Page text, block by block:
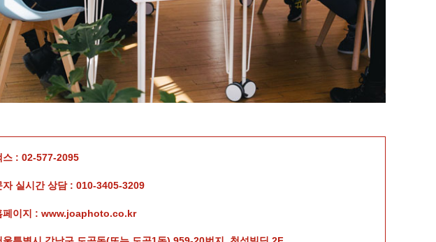
스 : 02-577-2095
자 실시간 상담 : 010-3405-3209
페이지 : www.joaphoto.co.kr